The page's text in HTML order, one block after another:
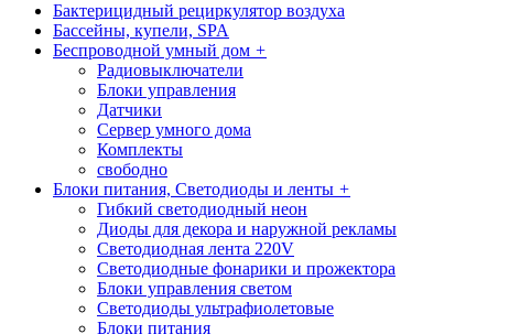
Бактерицидный рециркулятор воздуха
Бассейны, купели, SPA
Беспроводной умный дом +
Радиовыключатели
Блоки управления
Датчики
Сервер умного дома
Комплекты
свободно
Блоки питания, Светодиоды и ленты +
Гибкий светодиодный неон
Диоды для декора и наружной рекламы
Светодиодная лента 220V
Светодиодные фонарики и прожектора
Блоки управления светом
Светодиоды ультрафиолетовые
Блоки питания